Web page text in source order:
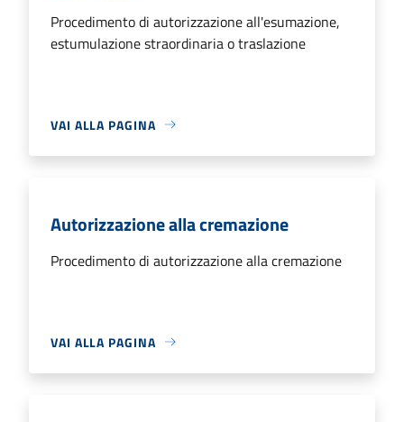
Procedimento di autorizzazione all'esumazione,
estumulazione straordinaria o traslazione
VAI ALLA PAGINA
Autorizzazione alla cremazione
Procedimento di autorizzazione alla cremazione
VAI ALLA PAGINA